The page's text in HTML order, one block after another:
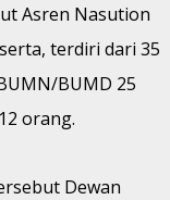
Asren Nasution
terdiri dari 35
BUMD 25
orang.
Dewan